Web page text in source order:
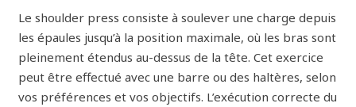
Le shoulder press consiste à soulever une charge depuis
les épaules jusqu’à la position maximale, où les bras sont
pleinement étendus au-dessus de la tête. Cet exercice
peut être effectué avec une barre ou des haltères, selon
vos préférences et vos objectifs. L’exécution correcte du